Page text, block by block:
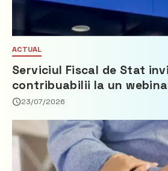
ACTUAL
Serviciul Fiscal de Stat
contribuabilii la un
privind calculul impozitului
23/07/2026